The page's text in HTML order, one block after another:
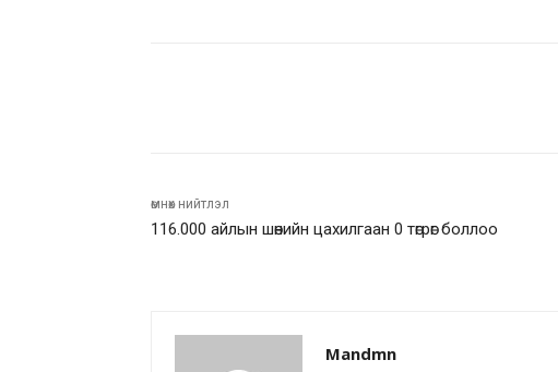
өмнөх нийтлэл
116.000 айлын шөнийн цахилгаан 0 төгрөг боллоо
Mandmn